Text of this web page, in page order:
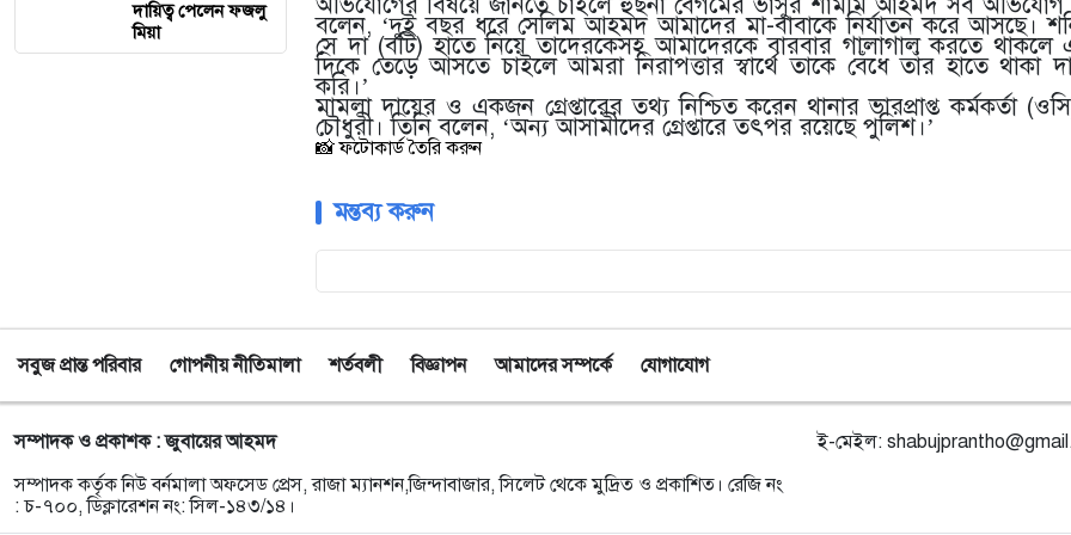
দায়িত্ব পেলেন ফজলু
মিয়া ‎
বলেন, ‘দুই বছর ধরে সেলিম আহমদ আমাদের মা-বাবাকে নির্যাতন করে আসছে।
সে দা (বটি) হাতে নিয়ে তাদেরকেসহ আমাদেরকে বারবার গালাগাল করতে
দিকে তেড়ে আসতে চাইলে আমরা নিরাপত্তার স্বার্থে তাকে বেঁধে তাঁর হাতে থাকা
করি।’
মামলা দায়ের ও একজন গ্রেপ্তারের তথ্য নিশ্চিত করেন থানার ভারপ্রাপ্ত কর্মকর্তা
চৌধুরী। তিনি বলেন, ‘অন্য আসামীদের গ্রেপ্তারে তৎপর রয়েছে পুলিশ।’
📸 ফটোকার্ড তৈরি করুন
মন্তব্য করুন
সবুজ প্রান্ত পরিবার গোপনীয় নীতিমালা শর্তবলী বিজ্ঞাপন আমাদের সম্পর্কে যোগাযোগ
সম্পাদক ও প্রকাশক : জুবায়ের আহমদ
সম্পাদক কর্তৃক নিউ বর্নমালা অফসেড প্রেস, রাজা ম্যানশন,জিন্দাবাজার, সিলেট থেকে মুদ্রিত ও প্রকাশিত। রেজি নং
: চ-৭০০, ডিক্লারেশন নং: সিল-১৪৩/১৪।
ই-মেইল: